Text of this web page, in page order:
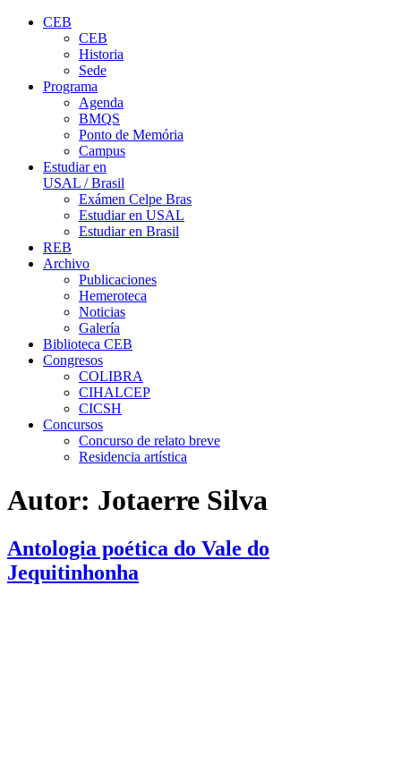
CEB
CEB
Historia
Sede
Programa
Agenda
BMQS
Ponto de Memória
Campus
Estudiar en
USAL / Brasil
Exámen Celpe Bras
Estudiar en USAL
Estudiar en Brasil
REB
Archivo
Publicaciones
Hemeroteca
Noticias
Galería
Biblioteca CEB
Congresos
COLIBRA
CIHALCEP
CICSH
Concursos
Concurso de relato breve
Residencia artística
Autor: Jotaerre Silva
Antologia poética do Vale do
Jequitinhonha